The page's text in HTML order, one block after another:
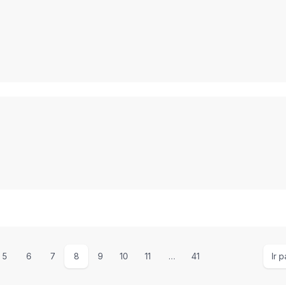
5 6 7 8 9 10 11 … 41 Ir